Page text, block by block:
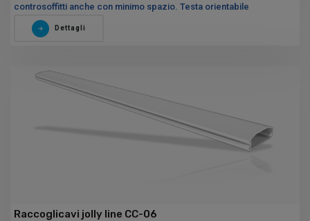
controsoffitti anche con minimo spazio. Testa orientabile
Dettagli
Raccoglicavi jolly line CC-06